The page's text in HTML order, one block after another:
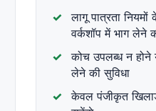
लागू पात्रता
वर्कशॉप में भाग लेने
कोच उपलब्ध न होने
लेने की सुविधा
केवल पंजीकृत
Parent/guardian mobile /